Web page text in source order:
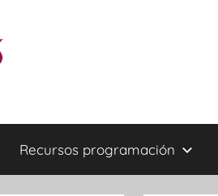
Recursos programación